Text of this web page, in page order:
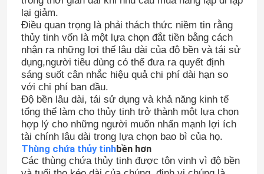
lại giảm.
Điều quan trọng là phải thách thức niềm tin rằng
thủy tinh vốn là một lựa chọn đắt tiền bằng cách
nhận ra những lợi thế lâu dài của độ bền và tái sử
dụng,người tiêu dùng có thể đưa ra quyết định
sáng suốt cân nhắc hiệu quả chi phí dài hạn so
với chi phí ban đầu.
Độ bền lâu dài, tái sử dụng và khả năng kinh tế
tổng thể làm cho thủy tinh trở thành một lựa chọn
hợp lý cho những người muốn nhấn mạnh lợi ích
tài chính lâu dài trong lựa chọn bao bì của họ.
Thùng chứa thủy tinhbền hơn
Các thùng chứa thủy tinh được tôn vinh vì độ bền